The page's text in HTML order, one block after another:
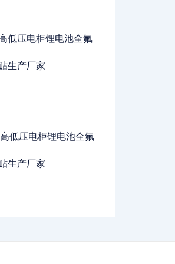
低压电柜锂电池全氟
生产厂家
低压电柜锂电池全氟
生产厂家